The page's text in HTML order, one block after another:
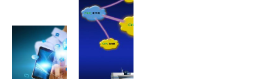
——解密互
聯網接入及
相關服務
方案——電
腦商情在線
互聯網接入